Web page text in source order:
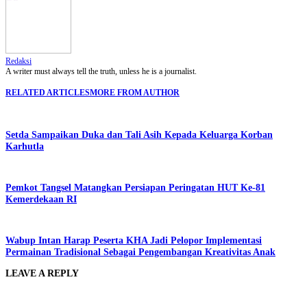
Redaksi
A writer must always tell the truth, unless he is a journalist.
RELATED ARTICLESMORE FROM AUTHOR
Setda Sampaikan Duka dan Tali Asih Kepada Keluarga Korban
Karhutla
Pemkot Tangsel Matangkan Persiapan Peringatan HUT Ke-81
Kemerdekaan RI
Wabup Intan Harap Peserta KHA Jadi Pelopor Implementasi
Permainan Tradisional Sebagai Pengembangan Kreativitas Anak
LEAVE A REPLY